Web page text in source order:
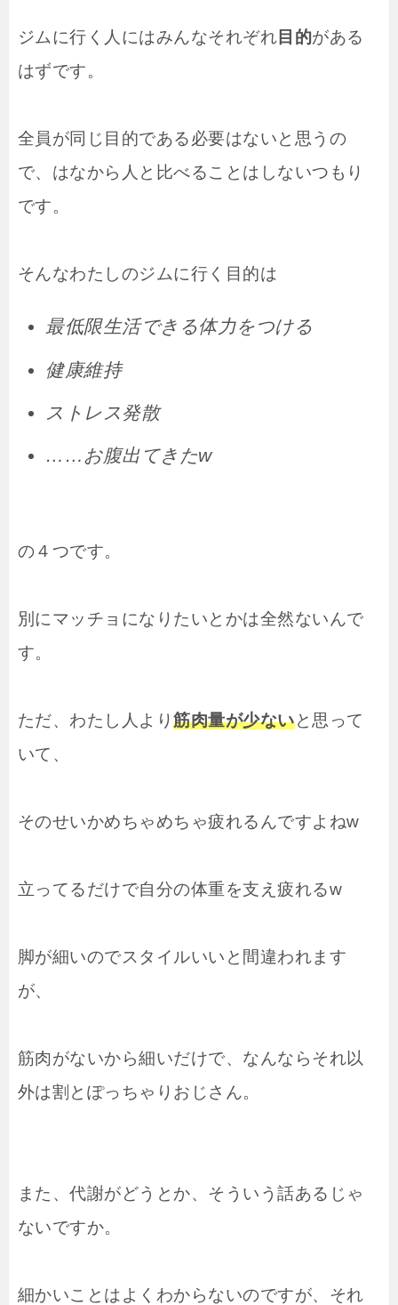
ジムに行く人にはみんなそれぞれ目的がある
はずです。
全員が同じ目的である必要はないと思うの
で、はなから人と比べることはしないつもり
です。
そんなわたしのジムに行く目的は
最低限生活できる体力をつける
健康維持
ストレス発散
……お腹出てきたw
の４つです。
別にマッチョになりたいとかは全然ないんで
す。
ただ、わたし人より筋肉量が少ないと思って
いて、
そのせいかめちゃめちゃ疲れるんですよねw
立ってるだけで自分の体重を支え疲れるw
脚が細いのでスタイルいいと間違われます
が、
筋肉がないから細いだけで、なんならそれ以
外は割とぽっちゃりおじさん。
また、代謝がどうとか、そういう話あるじゃ
ないですか。
細かいことはよくわからないのですが、それ